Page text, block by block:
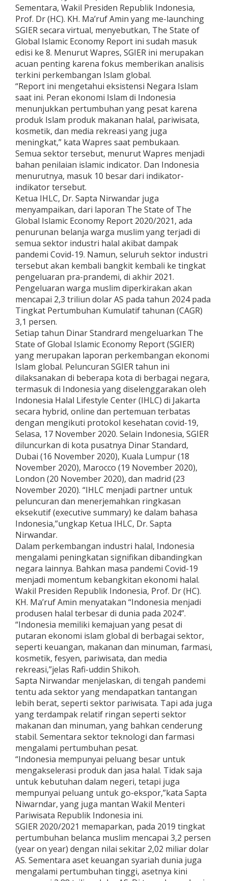
Sementara, Wakil Presiden Republik Indonesia,
Prof. Dr (HC). KH. Ma’ruf Amin yang me-launching
SGIER secara virtual, menyebutkan, The State of
Global Islamic Economy Report ini sudah masuk
edisi ke 8. Menurut Wapres, SGIER ini merupakan
acuan penting karena fokus memberikan analisis
terkini perkembangan Islam global.
“Report ini mengetahui eksistensi Negara Islam
saat ini. Peran ekonomi Islam di Indonesia
menunjukkan pertumbuhan yang pesat karena
produk Islam produk makanan halal, pariwisata,
kosmetik, dan media rekreasi yang juga
meningkat,” kata Wapres saat pembukaan.
Semua sektor tersebut, menurut Wapres menjadi
bahan penilaian islamic indicator. Dan Indonesia
menurutnya, masuk 10 besar dari indikator-
indikator tersebut.
Ketua IHLC, Dr. Sapta Nirwandar juga
menyampaikan, dari laporan The State of The
Global Islamic Economy Report 2020/2021, ada
penurunan belanja warga muslim yang terjadi di
semua sektor industri halal akibat dampak
pandemi Covid-19. Namun, seluruh sektor industri
tersebut akan kembali bangkit kembali ke tingkat
pengeluaran pra-prandemi, di akhir 2021.
Pengeluaran warga muslim diperkirakan akan
mencapai 2,3 triliun dolar AS pada tahun 2024 pada
Tingkat Pertumbuhan Kumulatif tahunan (CAGR)
3,1 persen.
Setiap tahun Dinar Standrard mengeluarkan The
State of Global Islamic Economy Report (SGIER)
yang merupakan laporan perkembangan ekonomi
Islam global. Peluncuran SGIER tahun ini
dilaksanakan di beberapa kota di berbagai negara,
termasuk di Indonesia yang diselenggarakan oleh
Indonesia Halal Lifestyle Center (IHLC) di Jakarta
secara hybrid, online dan pertemuan terbatas
dengan mengikuti protokol kesehatan covid-19,
Selasa, 17 November 2020. Selain Indonesia, SGIER
diluncurkan di kota pusatnya Dinar Standard,
Dubai (16 November 2020), Kuala Lumpur (18
November 2020), Marocco (19 November 2020),
London (20 November 2020), dan madrid (23
November 2020). “IHLC menjadi partner untuk
peluncuran dan menerjemahkan ringkasan
eksekutif (executive summary) ke dalam bahasa
Indonesia,”ungkap Ketua IHLC, Dr. Sapta
Nirwandar.
Dalam perkembangan industri halal, Indonesia
mengalami peningkatan signifikan dibandingkan
negara lainnya. Bahkan masa pandemi Covid-19
menjadi momentum kebangkitan ekonomi halal.
Wakil Presiden Republik Indonesia, Prof. Dr (HC).
KH. Ma’ruf Amin menyatakan “Indonesia menjadi
produsen halal terbesar di dunia pada 2024”.
“Indonesia memiliki kemajuan yang pesat di
putaran ekonomi islam global di berbagai sektor,
seperti keuangan, makanan dan minuman, farmasi,
kosmetik, fesyen, pariwisata, dan media
rekreasi,”jelas Rafi-uddin Shikoh.
Sapta Nirwandar menjelaskan, di tengah pandemi
tentu ada sektor yang mendapatkan tantangan
lebih berat, seperti sektor pariwisata. Tapi ada juga
yang terdampak relatif ringan seperti sektor
makanan dan minuman, yang bahkan cenderung
stabil. Sementara sektor teknologi dan farmasi
mengalami pertumbuhan pesat.
“Indonesia mempunyai peluang besar untuk
mengakselerasi produk dan jasa halal. Tidak saja
untuk kebutuhan dalam negeri, tetapi juga
mempunyai peluang untuk go-ekspor,”kata Sapta
Niwarndar, yang juga mantan Wakil Menteri
Pariwisata Republik Indonesia ini.
SGIER 2020/2021 memaparkan, pada 2019 tingkat
pertumbuhan belanca muslim mencapai 3,2 persen
(year on year) dengan nilai sekitar 2,02 miliar dolar
AS. Sementara aset keuangan syariah dunia juga
mengalami pertumbuhan tinggi, asetnya kini